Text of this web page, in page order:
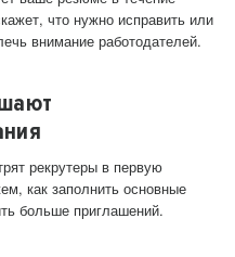
что нужно исправить или
внимание работодателей.
рекрутеры в первую
как заполнить основные
больше приглашений.